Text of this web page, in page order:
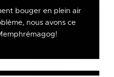
bouger en plein air
nous avons ce